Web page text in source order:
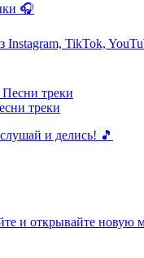
🎧
Instagram, TikTok,
треки
и делись! 🎵
и открывайте новую